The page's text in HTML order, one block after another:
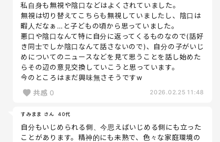
私自身も無視や陰口などはよくされていました。
無視は切り替えてこちらも無視していましたし、陰口は
暇人だなぁ…と子どもの頃から思っていました。
悪口や陰口なんて特に自分に返ってくるものなので(話好
き同士でしか陰口なんて話さないので)、自分の子がいじ
めについてのニュースなどを見て思うことを話し始めた
らその辺の意見交換していこうと思っています。
今のところはまだ興味無さそうですw
共感 0 2026.02.25 11:48
すみまま さん 40代
自分もいじめられる側、今思えばいじめる側にも立った
ことがあります。精神的にも未熟で、色々な家庭環境の